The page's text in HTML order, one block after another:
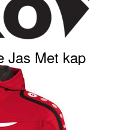
Jas Met kap